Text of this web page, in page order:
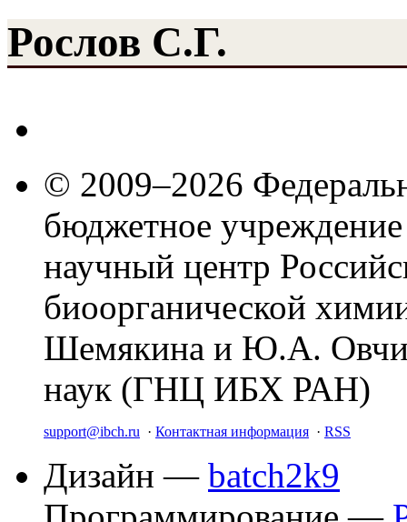
Рослов С.Г.
© 2009–2026
бюджетное
научный центр
биоорганической
Шемякина и Ю.А.
наук (ГНЦ ИБХ РАН)
support@ibch.ru · Контактная информация · RSS
Дизайн — batch2k9